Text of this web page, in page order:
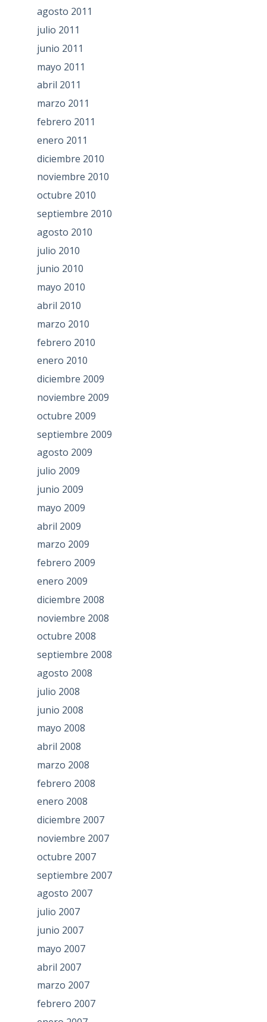
agosto 2011
julio 2011
junio 2011
mayo 2011
abril 2011
marzo 2011
febrero 2011
enero 2011
diciembre 2010
noviembre 2010
octubre 2010
septiembre 2010
agosto 2010
julio 2010
junio 2010
mayo 2010
abril 2010
marzo 2010
febrero 2010
enero 2010
diciembre 2009
noviembre 2009
octubre 2009
septiembre 2009
agosto 2009
julio 2009
junio 2009
mayo 2009
abril 2009
marzo 2009
febrero 2009
enero 2009
diciembre 2008
noviembre 2008
octubre 2008
septiembre 2008
agosto 2008
julio 2008
junio 2008
mayo 2008
abril 2008
marzo 2008
febrero 2008
enero 2008
diciembre 2007
noviembre 2007
octubre 2007
septiembre 2007
agosto 2007
julio 2007
junio 2007
mayo 2007
abril 2007
marzo 2007
febrero 2007